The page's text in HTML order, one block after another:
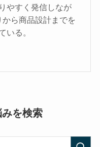
やすく発信しなが
ら商品設計までを
いる。
を検索